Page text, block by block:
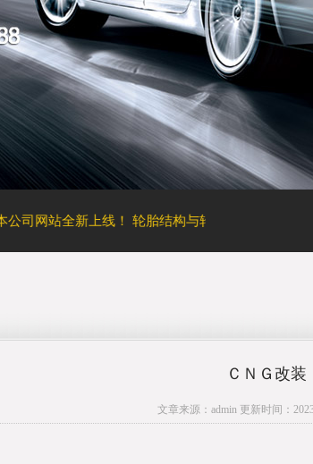
站全新上线！ 轮胎结构与轮胎性能之间的关联
ＣＮＧ改装
文章来源：admin 更新时间：